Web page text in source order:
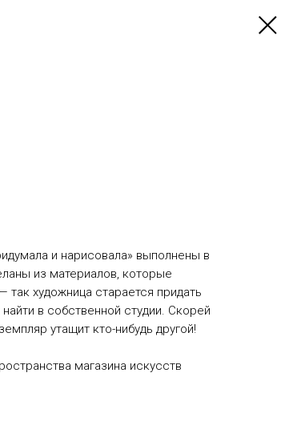
и нарисовала» выполнены в
из материалов, которые
так художница старается придать
в собственной студии. Скорей
утащит кто-нибудь другой!
магазина искусств